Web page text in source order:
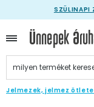
SZÜLINAPI
Jelmezek, jelmez